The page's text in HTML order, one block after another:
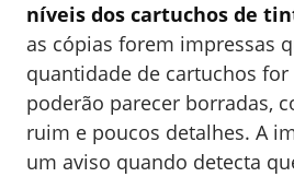
níveis dos cartuchos de
as cópias forem impressas
quantidade de cartuchos
poderão parecer borradas,
ruim e poucos detalhes. A
um aviso quando detecta